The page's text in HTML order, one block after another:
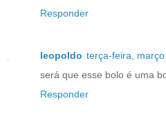
Responder
leopoldo terça-feira,
será que esse bolo é uma
Responder